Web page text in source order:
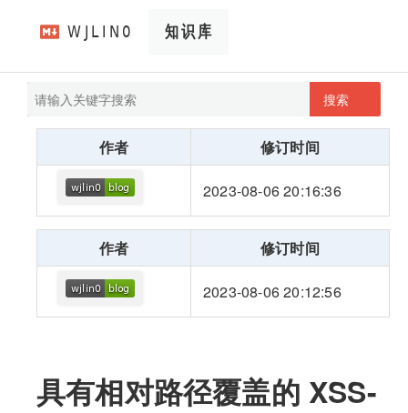
搜索
pathScan
wjlin0's blog
作者 修订时间
2023-08-06 20:16:36
作者 修订时间
2023-08-06 20:12:56
具有相对路径覆盖的 XSS-